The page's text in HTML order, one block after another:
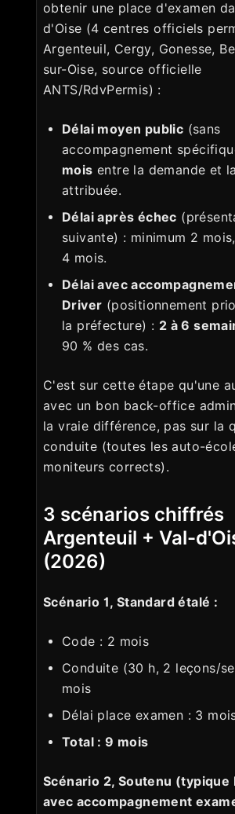
obtenir une place d'examen
d'Oise (4 centres officiels
Argenteuil, Cergy, Gonesse,
sur-Oise, source officielle
ANTS/RdvPermis) :
Délai moyen public (sans
accompagnement
mois entre la demande et
attribuée.
Délai après échec
suivante) : minimum 2
4 mois.
Délai avec
Driver (positionnement
la préfecture) : 2 à 6
90 % des cas.
C'est sur cette étape qu'une
avec un bon back-office
la vraie différence, pas sur la
conduite (toutes les auto-
moniteurs corrects).
3 scénarios chiffrés
Argenteuil + Val-
(2026)
Scénario 1, Standard étalé :
Code : 2 mois
Conduite (30 h, 2 leçons/
mois
Délai place examen : 3
Total : 9 mois
Scénario 2, Soutenu (typique
avec accompagnement